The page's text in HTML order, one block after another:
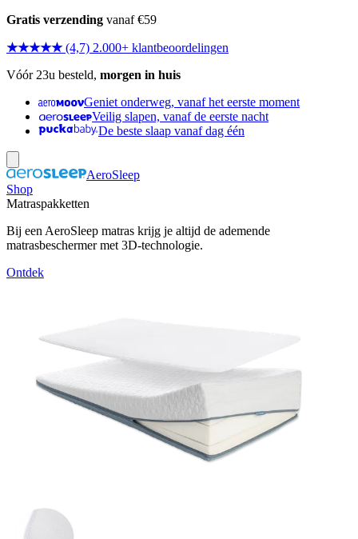
Gratis verzending vanaf €59
★★★★★ (4,7) 2.000+ klantbeoordelingen
Vóór 23u besteld, morgen in huis
Geniet onderweg, vanaf het eerste moment
Veilig slapen, vanaf de eerste nacht
De beste slaap vanaf dag één
AeroSleep
Shop
Matraspakketten
Bij een AeroSleep matras krijg je altijd de ademende
matrasbeschermer met 3D-technologie.
Ontdek